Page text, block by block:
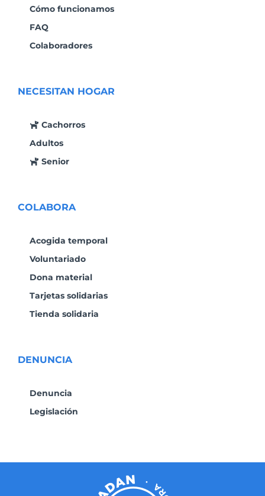
Cómo funcionamos
FAQ
Colaboradores
NECESITAN HOGAR
Cachorros
Adultos
Senior
COLABORA
Acogida temporal
Voluntariado
Dona material
Tarjetas solidarias
Tienda solidaria
DENUNCIA
Denuncia
Legislación